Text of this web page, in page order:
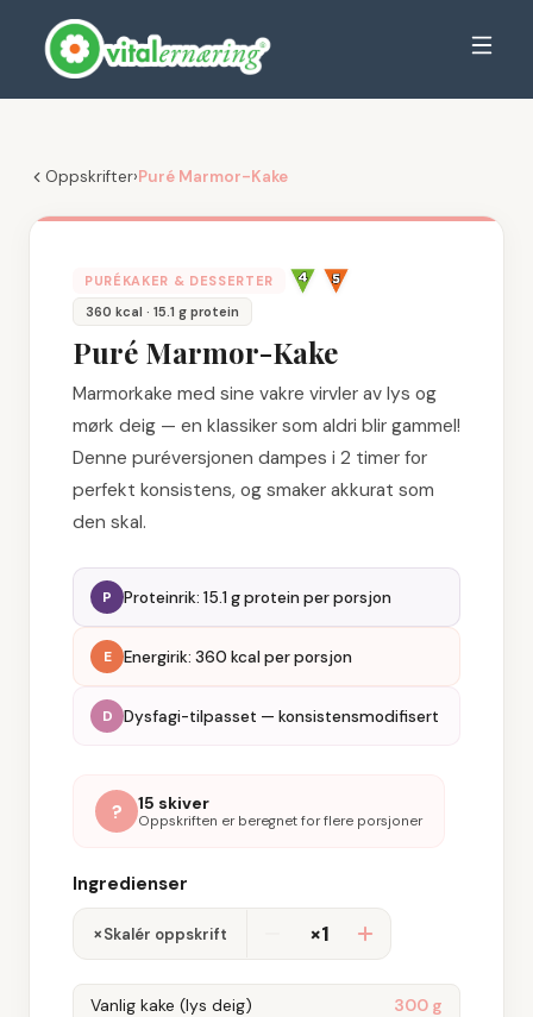
Oppskrifter›Puré Marmor-Kake
PURÉKAKER & DESSERTER
360 kcal · 15.1 g protein
Puré Marmor-Kake
Marmorkake med sine vakre virvler av lys og
mørk deig — en klassiker som aldri blir gammel!
Denne puréversjonen dampes i 2 timer for
perfekt konsistens, og smaker akkurat som
den skal.
P Proteinrik: 15.1 g protein per porsjon
E Energirik: 360 kcal per porsjon
D Dysfagi-tilpasset — konsistensmodifisert
? 15 skiver
Oppskriften er beregnet for flere porsjoner
Ingredienser
×Skalér oppskrift ×1
Vanlig kake (lys deig)
300 g